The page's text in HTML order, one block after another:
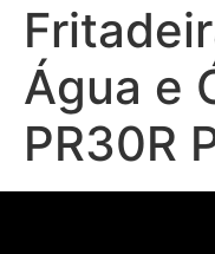
Água e
PR30R